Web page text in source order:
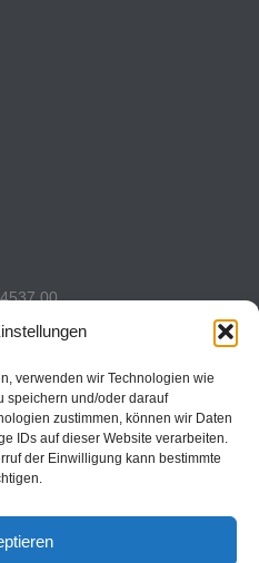
verwenden wir Technologien wie
speichern und/oder darauf
zustimmen, können wir Daten
IDs auf dieser Website verarbeiten.
der Einwilligung kann bestimmte
00
7